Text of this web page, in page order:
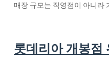
매장 규모는 직영점이 아니라
롯데리아 개봉점